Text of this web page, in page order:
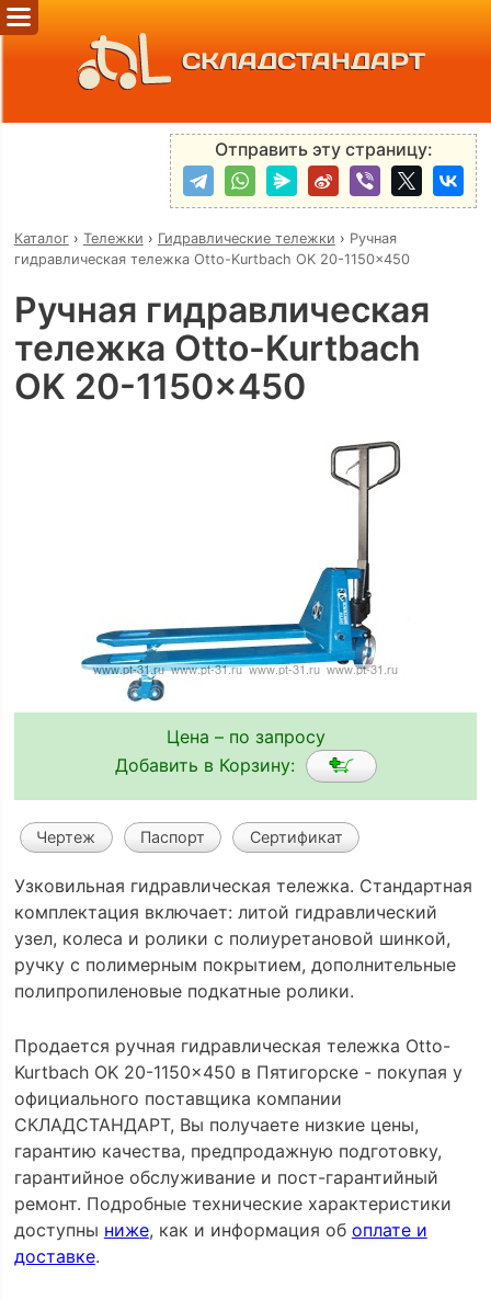
СКЛАДСТАНДАРТ
Отправить эту страницу:
Каталог› Тележки › Гидравлические тележки › Ручная
гидравлическая тележка Otto-Kurtbach OK 20-1150x450
Ручная гидравлическая
тележка Otto-Kurtbach
OK 20-1150x450
Цена – по запросу
Добавить в Корзину:
Чертеж Паспорт Сертификат
Узковильная гидравлическая тележка. Стандартная
комплектация включает: литой гидравлический
узел, колеса и ролики с полиуретановой шинкой,
ручку с полимерным покрытием, дополнительные
полипропиленовые подкатные ролики.
Продается ручная гидравлическая тележка Otto-
Kurtbach OK 20-1150x450 в Пятигорске - покупая у
официального поставщика компании
СКЛАДСТАНДАРТ, Вы получаете низкие цены,
гарантию качества, предпродажную подготовку,
гарантийное обслуживание и пост-гарантийный
ремонт. Подробные технические характеристики
доступны ниже, как и информация об оплате и
доставке.